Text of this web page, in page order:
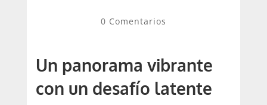
0 Comentarios
Un panorama vibrante
con un desafío latente